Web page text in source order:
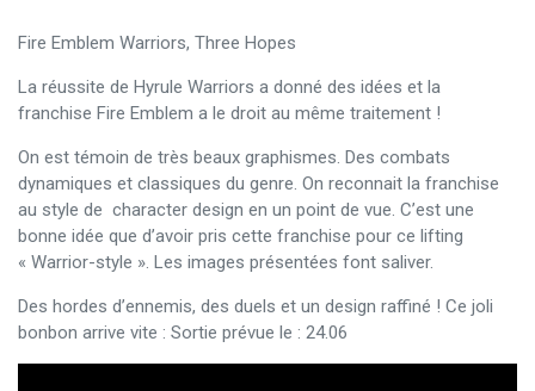
Fire Emblem Warriors, Three Hopes
La réussite de Hyrule Warriors a donné des idées et la
franchise Fire Emblem a le droit au même traitement !
On est témoin de très beaux graphismes. Des combats
dynamiques et classiques du genre. On reconnait la franchise
au style de character design en un point de vue. C’est une
bonne idée que d’avoir pris cette franchise pour ce lifting
« Warrior-style ». Les images présentées font saliver.
Des hordes d’ennemis, des duels et un design raffiné ! Ce joli
bonbon arrive vite : Sortie prévue le : 24.06